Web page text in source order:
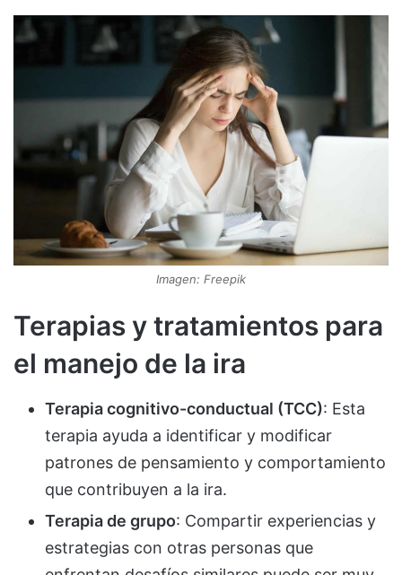
Imagen: Freepik
Terapias y tratamientos para
el manejo de la ira
Terapia cognitivo-conductual (TCC): Esta
terapia ayuda a identificar y modificar
patrones de pensamiento y comportamiento
que contribuyen a la ira.
Terapia de grupo: Compartir experiencias y
estrategias con otras personas que